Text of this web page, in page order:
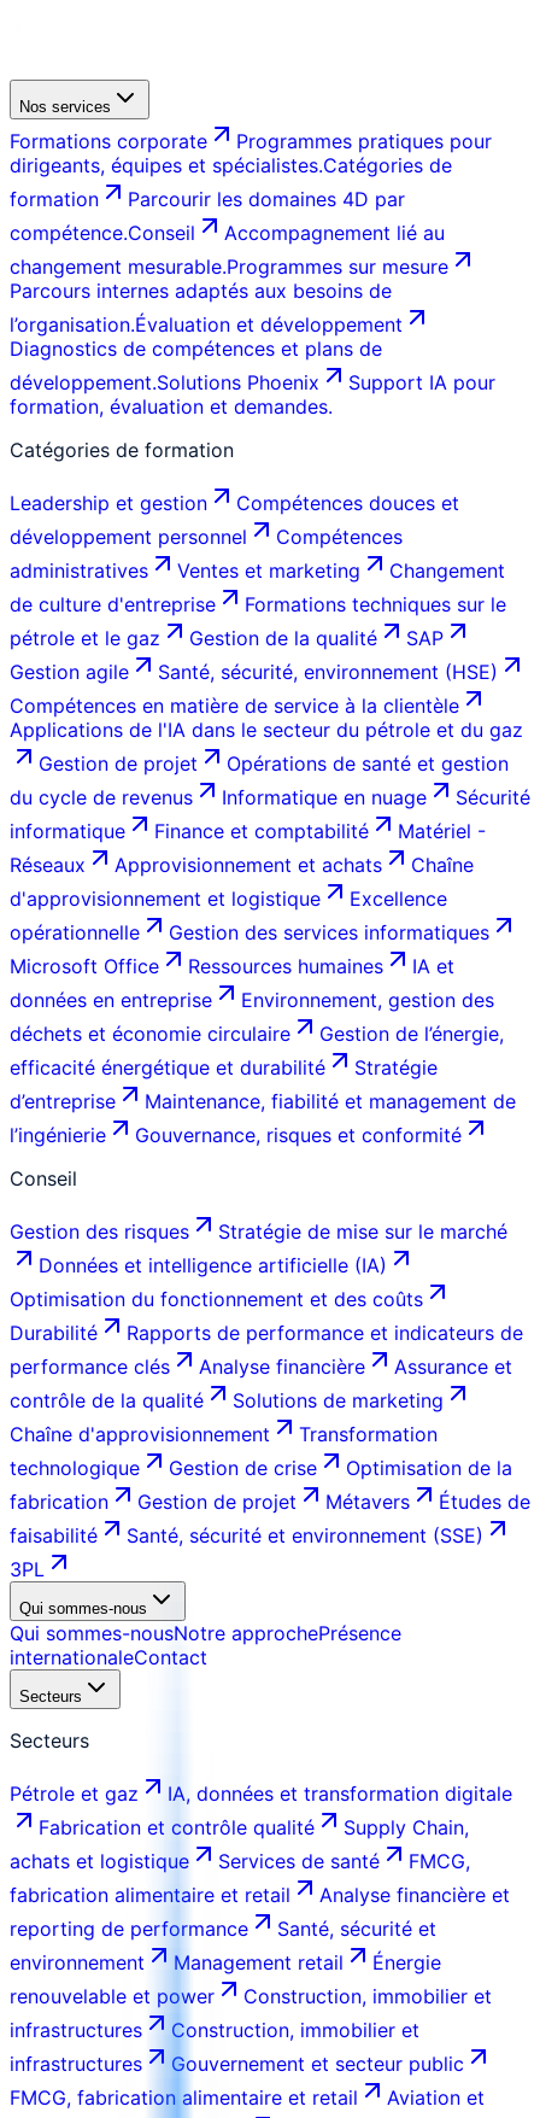
Nos services
Formations corporate
Programmes pratiques pour
dirigeants, équipes et spécialistes.Catégories de
formation
Parcourir les domaines 4D par
compétence.Conseil
Accompagnement lié au
changement mesurable.Programmes sur mesure
Parcours internes adaptés aux besoins de
l’organisation.Évaluation et développement
Diagnostics de compétences et plans de
développement.Solutions Phoenix
Support IA pour
formation, évaluation et demandes.
Catégories de formation
Leadership et gestion
Compétences douces et
développement personnel
Compétences
administratives
Ventes et marketing
Changement
de culture d'entreprise
Formations techniques sur le
pétrole et le gaz
Gestion de la qualité
SAP
Gestion agile
Santé, sécurité, environnement (HSE)
Compétences en matière de service à la clientèle
Applications de l'IA dans le secteur du pétrole et du gaz
Gestion de projet
Opérations de santé et gestion
du cycle de revenus
Informatique en nuage
Sécurité
informatique
Finance et comptabilité
Matériel -
Réseaux
Approvisionnement et achats
Chaîne
d'approvisionnement et logistique
Excellence
opérationnelle
Gestion des services informatiques
Microsoft Office
Ressources humaines
IA et
données en entreprise
Environnement, gestion des
déchets et économie circulaire
Gestion de l’énergie,
efficacité énergétique et durabilité
Stratégie
d’entreprise
Maintenance, fiabilité et management de
l’ingénierie
Gouvernance, risques et conformité
Conseil
Gestion des risques
Stratégie de mise sur le marché
Données et intelligence artificielle (IA)
Optimisation du fonctionnement et des coûts
Durabilité
Rapports de performance et indicateurs de
performance clés
Analyse financière
Assurance et
contrôle de la qualité
Solutions de marketing
Chaîne d'approvisionnement
Transformation
technologique
Gestion de crise
Optimisation de la
fabrication
Gestion de projet Métavers
Études de
faisabilité
Santé, sécurité et environnement (SSE)
3PL
Qui sommes-nous
Qui sommes-nousNotre approchePrésence
internationaleContact
Secteurs
Secteurs
Pétrole et gaz
IA, données et transformation digitale
Fabrication et contrôle qualité
Supply Chain,
achats et logistique
Services de santé
FMCG,
fabrication alimentaire et retail
Analyse financière et
reporting de performance
Santé, sécurité et
environnement
Management retail
Énergie
renouvelable et power
Construction, immobilier et
infrastructures
Construction, immobilier et
infrastructures
Gouvernement et secteur public
FMCG, fabrication alimentaire et retail
Aviation et